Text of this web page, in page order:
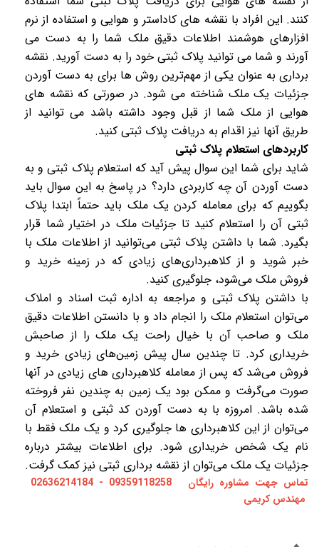
کنند. این افراد با نقشه‌ های کاداستر و هوایی و استفاده از نرم‌
افزارهای هوشمند اطلاعات دقیق ملک شما را به دست می‌
آورند و شما می‌ توانید پلاک ثبتی خود را به‌ دست آورید. نقشه
برداری به عنوان یکی از مهم‌ترین روش‌ ها برای به دست آوردن
جزئیات یک ملک شناخته می‌ شود. در صورتی که نقشه‌ های
هوایی از ملک شما از قبل وجود داشته باشد می‌ توانید از
طریق آنها نیز اقدام به دریافت پلاک ثبتی کنید.
کاربردهای استعلام پلاک ثبتی
شاید برای شما این سوال پیش آید که استعلام پلاک ثبتی و به
دست آوردن آن چه کاربردی دارد؟ در پاسخ به این سوال باید
بگوییم که برای معامله کردن یک ملک باید حتماً ابتدا پلاک
ثبتی آن را استعلام کنید تا جزئیات ملک در اختیار شما قرار
بگیرد. شما با داشتن پلاک ثبتی می‌توانید از اطلاعات ملک با
خبر شوید و از کلاهبرداری‌های زیادی که در زمینه خرید‌ و
فروش ملک می‌شود، جلوگیری کنید.
با داشتن پلاک ثبتی و مراجعه به اداره ثبت اسناد و املاک
می‌توان استعلام ملک را انجام داد و با دانستن اطلاعات دقیق
ملک و صاحب آن با خیال راحت یک ملک را از صاحبش
خریداری کرد. تا چندین سال پیش زمین‌های زیادی خرید‌ و
فروش می‌شد که پس از معامله کلاهبرداری‌ های زیادی در آنها
صورت می‌گرفت و ممکن بود یک زمین به چندین نفر فروخته
شده باشد. امروزه با به دست آوردن کد ثبتی و استعلام آن
می‌توان از این کلاهبرداری‌ ها جلوگیری کرد و یک ملک فقط با
نام یک شخص خریداری شود. برای اطلاعات بیشتر درباره
جزئیات یک ملک می‌توان از نقشه‌ برداری ثبتی نیز کمک گرفت.
مهندس کریمی